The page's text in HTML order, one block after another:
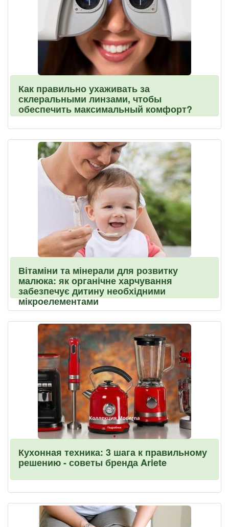
Как правильно ухаживать за
склеральными линзами, чтобы
обеспечить максимальный комфорт?
Вітаміни та мінерали для розвитку
малюка: як органічне харчування
забезпечує дитину необхідними
мікроелементами
Кухонная техника: 3 шага к правильному
решению - советы бренда Ariete